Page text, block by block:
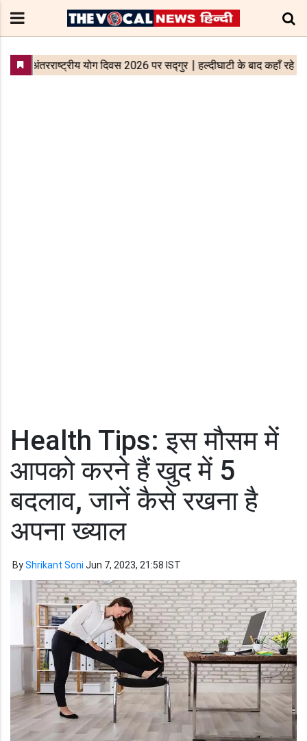
Health Tips: इस मौसम में
आपको करने हैं खुद में 5
बदलाव, जानें कैसे रखना है
अपना ख्याल
ByShrikant Soni Jun 7, 2023, 21:58 IST